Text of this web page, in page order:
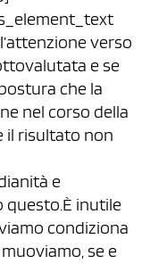
verso
e se
che la
nel corso della
il risultato non
e
questo.È inutile
condiziona
se e